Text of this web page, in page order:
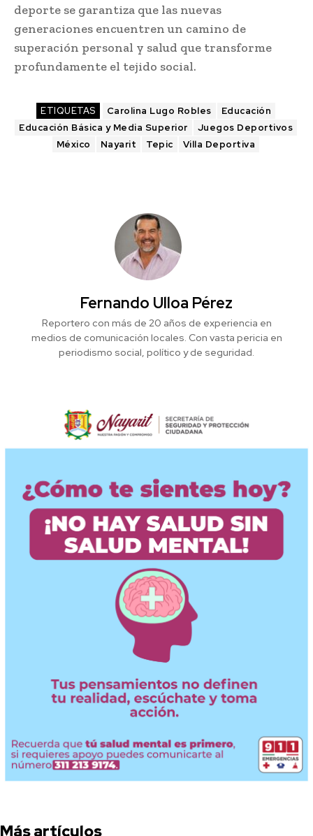
deporte se garantiza que las nuevas
generaciones encuentren un camino de
superación personal y salud que transforme
profundamente el tejido social.
ETIQUETAS Carolina Lugo Robles
Educación
Educación Básica y Media Superior
Juegos Deportivos
México
Nayarit Tepic Villa Deportiva
Fernando Ulloa Pérez
Reportero con más de 20 años de experiencia en
medios de comunicación locales. Con vasta pericia en
periodismo social, político y de seguridad.
Más artículos